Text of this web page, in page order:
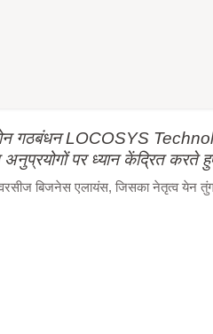
गठबंधन LOCOSYS
अनुप्रयोगों पर ध्यान केंद्रित करते
बिजनेस एलायंस, जिसका नेतृत्व येन